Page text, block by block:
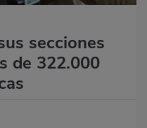
secciones
de 322.000